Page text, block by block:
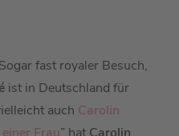
fast royaler Besuch,
ist in Deutschland für
auch Carolin